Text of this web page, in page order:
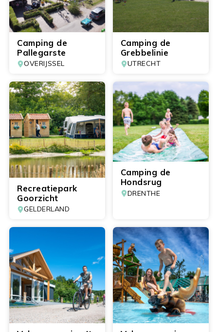
Camping de
Pallegarste
OVERIJSSEL
Camping de
Grebbelinie
UTRECHT
Recreatiepark
Goorzicht
GELDERLAND
Camping de
Hondsrug
DRENTHE